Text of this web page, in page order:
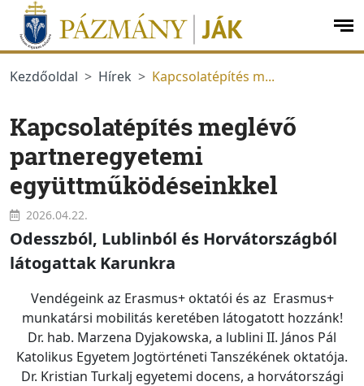
Ugrás a menüre
Ugrás a tartalomra
Kezdőoldal
Hírek Kapcsolatépítés m...
Kapcsolatépítés meglévő
partneregyetemi
együttműködéseinkkel
2026.04.22.
Odesszból, Lublinból és Horvátországból
látogattak Karunkra
Vendégeink az Erasmus+ oktatói és az Erasmus+
munkatársi mobilitás keretében látogatott hozzánk!
Dr. hab. Marzena Dyjakowska, a lublini II. János Pál
Katolikus Egyetem Jogtörténeti Tanszékének oktatója.
Dr. Kristian Turkalj egyetemi docens, a horvátországi